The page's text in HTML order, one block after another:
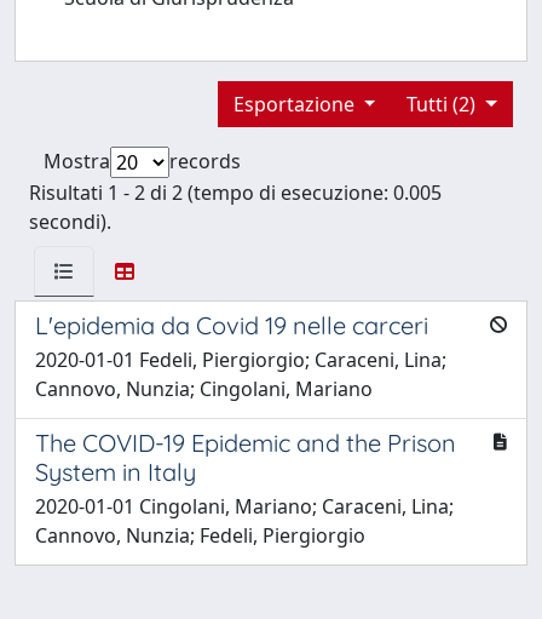
Tutti (2)
Esportazione
Mostra
records
Risultati 1 - 2 di 2 (tempo di esecuzione: 0.005
secondi).
L'epidemia da Covid 19 nelle carceri
2020-01-01 Fedeli, Piergiorgio; Caraceni, Lina;
Cannovo, Nunzia; Cingolani, Mariano
The COVID-19 Epidemic and the Prison
System in Italy
2020-01-01 Cingolani, Mariano; Caraceni, Lina;
Cannovo, Nunzia; Fedeli, Piergiorgio